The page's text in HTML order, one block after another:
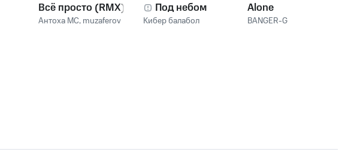
Всё просто (RMX)
Антоха МС, muzaferov
Под небом
Кибер балабол
Alone
BANGER-G